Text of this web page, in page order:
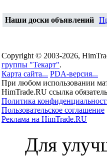
Наши доски объявлений
Copyright © 2003-2026,
группы "Текарт".
Карта сайта... PDA-версия...
При любом использовании
HimTrade.RU ссылка
Политика
Пользовательское соглашение
Реклама на HimTrade.RU
Для